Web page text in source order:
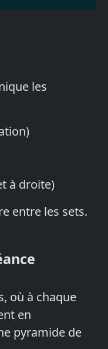
les
à droite)
entre les sets.
où à chaque
en
pyramide de